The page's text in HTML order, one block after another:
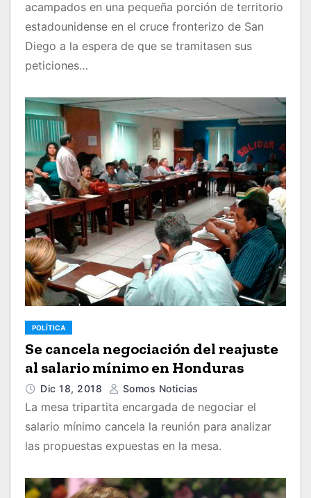
acampados en una pequeña porción de territorio
estadounidense en el cruce fronterizo de San
Diego a la espera de que se tramitasen sus
peticiones…
POLÍTICA
Se cancela negociación del reajuste
al salario mínimo en Honduras
Dic 18, 2018 Somos Noticias
La mesa tripartita encargada de negociar el
salario mínimo cancela la reunión para analizar
las propuestas expuestas en la mesa.